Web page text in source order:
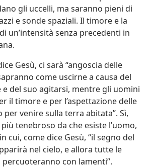
gli uccelli, ma saranno pieni di
e sonde spaziali. Il timore e la
un’intensità senza precedenti in
Gesù, ci sarà “angoscia delle
come uscirne a causa del
del suo agitarsi, mentre gli uomini
il timore e per l’aspettazione delle
per venire sulla terra abitata”. Sì,
tenebroso da che esiste l’uomo,
cui, come dice Gesù, “il segno del
nel cielo, e allora tutte le
con lamenti”.